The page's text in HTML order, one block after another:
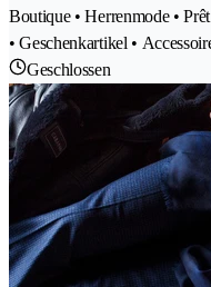
Boutique • Herrenmode •
• Geschenkartikel •
Geschlossen